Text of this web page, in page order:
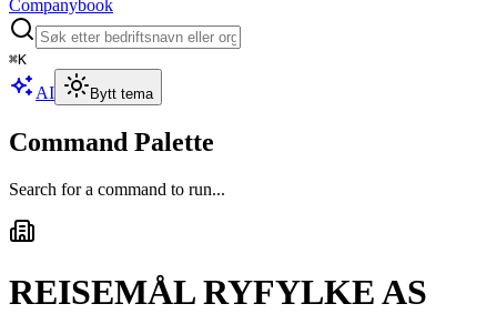
Companybook
⌘K
AI Bytt tema
Command Palette
Search for a command to run...
REISEMÅL RYFYLKE AS